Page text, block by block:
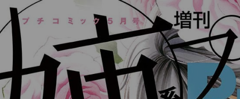
:692.15.692.957:t-vnqp.lunrzsdszk.vn.oi